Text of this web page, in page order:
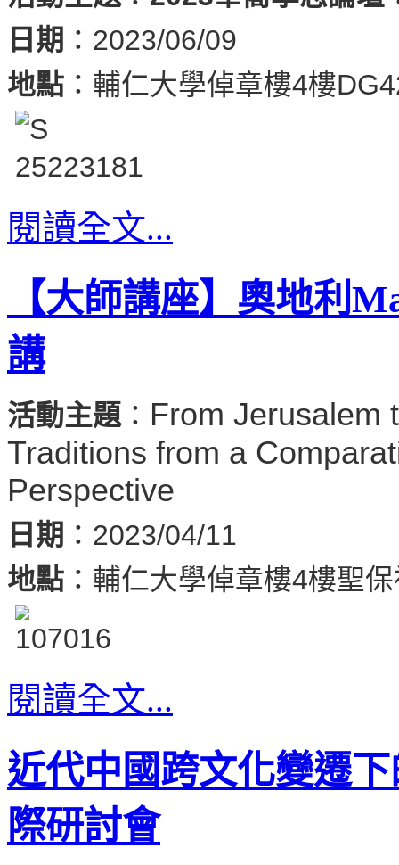
日期 ：2023/06/09
地點 ：輔仁大學倬章樓4樓
閱讀全文...
【大師講座】奧地利
講
活動主題： From Jerusalem
Traditions from a
Perspective
日期 ：2023/04/11
地點 ：輔仁大學倬章樓4樓聖
閱讀全文...
近代中國跨文化變遷
際研討會